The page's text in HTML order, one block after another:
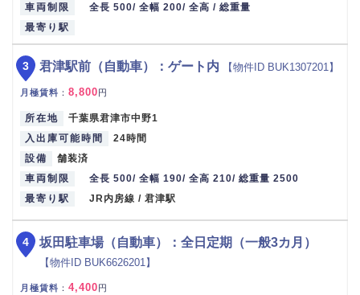
車両制限
全長 500/ 全幅 200/ 全高 / 総重量
最寄り駅
君津駅前（自動車）：ゲート内 【物件ID BUK1307201】
月極賃料 ： 8,800円
所在地
千葉県君津市中野1
入出庫可能時間
24時間
設備
舗装済
車両制限
全長 500/ 全幅 190/ 全高 210/ 総重量 2500
最寄り駅
JR内房線 / 君津駅
3
坂田駐車場（自動車）：全日定期（一般3カ月）
【物件ID BUK6626201】
月極賃料 ： 4,400 円
4